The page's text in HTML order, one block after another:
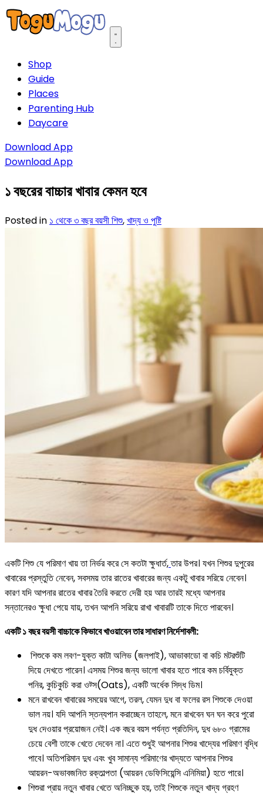
Open main menu
Shop
Guide
Places
Parenting Hub
Daycare
Download App
Download App
১ বছরের বাচ্চার খাবার কেমন হবে
Posted in ১ থেকে ৩ বছর বয়সী শিশু,খাদ্য ও পুষ্টি
একটি শিশু যে পরিমাণ খায় তা নির্ভর করে সে কতটা ক্ষুধার্ত,তার উপর। যখন শিশুর দুপুরের
খাবারের প্রস্তুতি নেবেন, সবসময় তার রাতের খাবারের জন্য একটু খাবার সরিয়ে নেবেন।
কারণ যদি আপনার রাতের খাবার তৈরি করতে দেরী হয় আর তারই মধ্যে আপনার
সন্তানেরও ক্ষুধা পেয়ে যায়, তখন আপনি সরিয়ে রাখা খাবারটি তাকে দিতে পারবেন।
একটি ১ বছর বয়সী বাচ্চাকে কিভাবে খাওয়াবেন তার সাধারণ নির্দেশাবলী:
শিশুকে কম লবণ-যুক্ত কাটা অলিভ (জলপাই), আভাকাডো বা কচি মটরশুঁটি
দিয়ে দেখতে পারেন। এসময় শিশুর জন্য ভালো খাবার হতে পারে কম চর্বিযুক্ত
পনির, কুচিকুচি করা ওট্স(Oats), একটি অর্ধেক সিদ্ধ ডিম।
মনে রাখবেন খাবারের সময়ের আগে, তরল, যেমন দুধ বা ফলের রস শিশুকে দেওয়া
ভাল নয়। যদি আপনি স্তন্যপান করাচ্ছেন তাহলে, মনে রাখবেন ঘন ঘন করে পুরো
দুধ দেওয়ার প্রয়োজন নেই। এক বছর বয়স পর্যন্ত প্রতিদিন, দুধ ৬৮০ গ্রামের
চেয়ে বেশী তাকে খেতে দেবেন না। এতে শুধুই আপনার শিশুর খাদ্যের পরিমাণ বৃদ্ধি
পাবে। অতিপরিমান দুধ এবং খুব সামান্য পরিমাণের খাদ্যতে আপনার শিশুর
আয়রন-অভাবজনিত রক্তাল্পতা (আয়রন ডেফিসিয়েন্সি এনিমিয়া) হতে পারে।
শিশুরা প্রায় নতুন খাবার খেতে অনিচ্ছুক হয়, তাই শিশুকে নতুন খাদ্য গ্রহণ